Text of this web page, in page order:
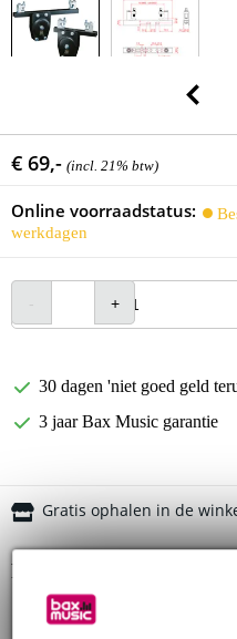
€ 69,- (incl. 21% btw)
Online voorraadstatus:
werkdagen
30 dagen 'niet goed geld
3 jaar Bax Music garantie
Gratis ophalen in de
Productinformatie
geleverd als 1 stuk inclusief